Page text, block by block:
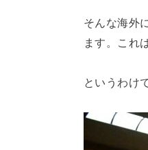
そんな海外
ます。これ
というわけ